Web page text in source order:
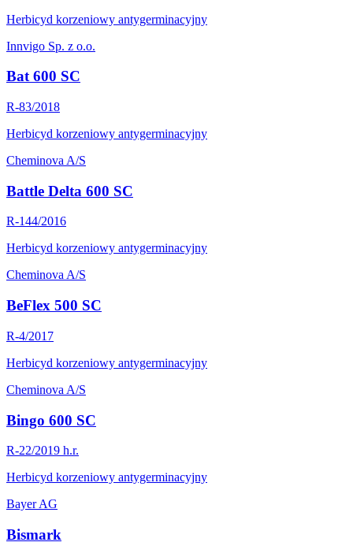
Herbicyd korzeniowy antygerminacyjny
Innvigo Sp. z o.o.
Bat 600 SC
R-83/2018
Herbicyd korzeniowy antygerminacyjny
Cheminova A/S
Battle Delta 600 SC
R-144/2016
Herbicyd korzeniowy antygerminacyjny
Cheminova A/S
BeFlex 500 SC
R-4/2017
Herbicyd korzeniowy antygerminacyjny
Cheminova A/S
Bingo 600 SC
R-22/2019 h.r.
Herbicyd korzeniowy antygerminacyjny
Bayer AG
Bismark